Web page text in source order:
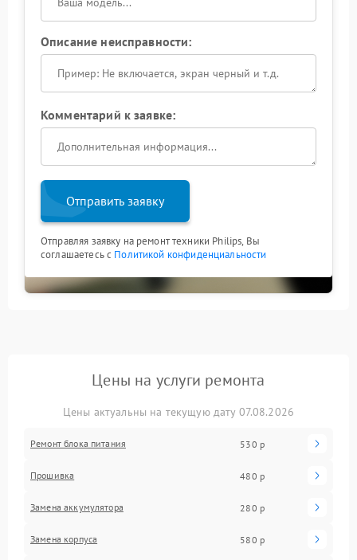
Описание неисправности:
Комментарий к заявке:
Отправить заявку
Отправляя заявку на ремонт техники Philips, Вы
соглашаетесь с Политикой конфиденциальности
Цены на услуги ремонта
Цены актуальны на текущую дату 07.08.2026
Ремонт блока питания 530 р
Прошивка 480 р
Замена аккумулятора 280 р
Замена корпуса 580 р